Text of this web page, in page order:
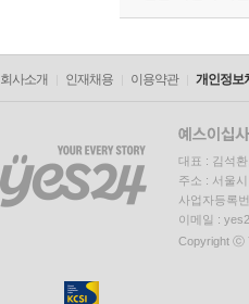
회사소개 인재채용 이용약관 개인정보
대표 : 김석
주소 : 서울
사업자등록
이메일 :
Copyright ⓒ